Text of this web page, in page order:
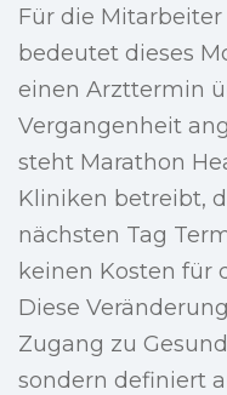
Für die
bedeutet dieses
einen Arzttermin
Vergangenheit
steht Marathon
Kliniken betreibt,
nächsten Tag
keinen Kosten für
Diese
Zugang zu
sondern definiert